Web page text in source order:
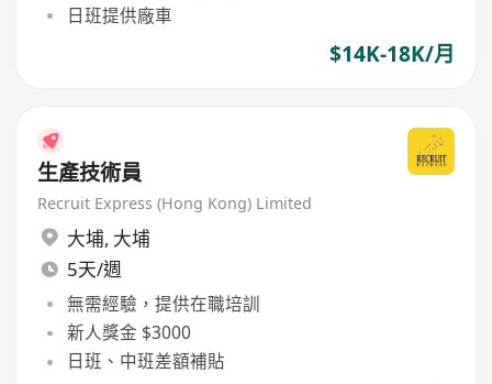
日班提供廠車
$14K-18K/月
生產技術員
Recruit Express (Hong Kong) Limited
大埔, 大埔
5天/週
無需經驗，提供在職培訓
新人獎金 $3000
日班、中班差額補貼